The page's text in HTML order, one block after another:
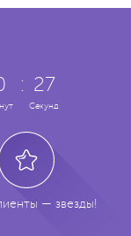
: 27
Секунд
— звезды!